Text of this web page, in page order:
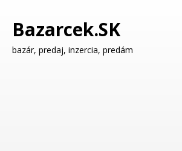
Bazarcek.SK
bazár, predaj, inzercia, predám